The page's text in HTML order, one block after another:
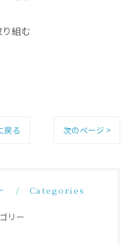
組む
戻る 次のページ >
Categories
リー